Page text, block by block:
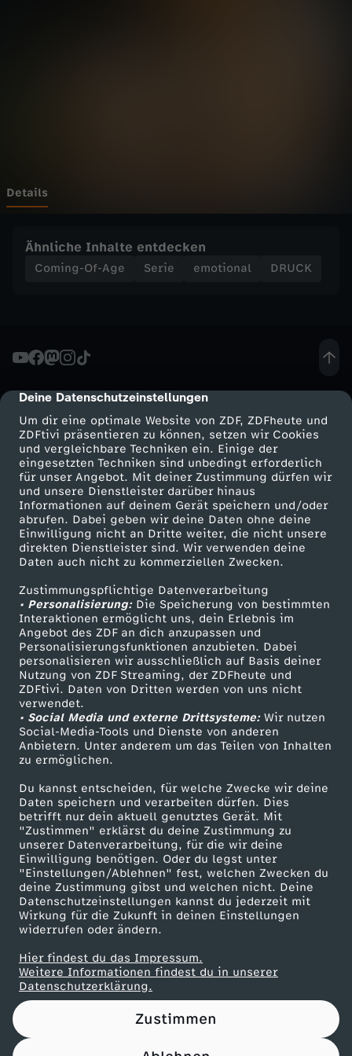
cmp-dialog-description
Deine Datenschutzeinstellungen
Um dir eine optimale Website von ZDF, ZDFheute und
ZDFtivi präsentieren zu können, setzen wir Cookies
und vergleichbare Techniken ein. Einige der
eingesetzten Techniken sind unbedingt erforderlich
für unser Angebot. Mit deiner Zustimmung dürfen wir
und unsere Dienstleister darüber hinaus
Informationen auf deinem Gerät speichern und/oder
abrufen. Dabei geben wir deine Daten ohne deine
Einwilligung nicht an Dritte weiter, die nicht unsere
direkten Dienstleister sind. Wir verwenden deine
Daten auch nicht zu kommerziellen Zwecken.
Zustimmungspflichtige Datenverarbeitung
• Personalisierung:Die Speicherung von bestimmten
Interaktionen ermöglicht uns, dein Erlebnis im
Angebot des ZDF an dich anzupassen und
Personalisierungsfunktionen anzubieten. Dabei
personalisieren wir ausschließlich auf Basis deiner
Nutzung von ZDF Streaming, der ZDFheute und
ZDFtivi. Daten von Dritten werden von uns nicht
verwendet.
• Social Media und externe Drittsysteme:Wir nutzen
Social-Media-Tools und Dienste von anderen
Anbietern. Unter anderem um das Teilen von Inhalten
zu ermöglichen.
Du kannst entscheiden, für welche Zwecke wir deine
Daten speichern und verarbeiten dürfen. Dies
betrifft nur dein aktuell genutztes Gerät. Mit
"Zustimmen" erklärst du deine Zustimmung zu
unserer Datenverarbeitung, für die wir deine
Einwilligung benötigen. Oder du legst unter
"Einstellungen/Ablehnen" fest, welchen Zwecken du
deine Zustimmung gibst und welchen nicht. Deine
Datenschutzeinstellungen kannst du jederzeit mit
Wirkung für die Zukunft in deinen Einstellungen
widerrufen oder ändern.
Hier findest du das Impressum.
Weitere Informationen findest du in unserer
Datenschutzerklärung.
Zustimmen
v
i
t
r
u
e
l
o
v
e
-
D
R
U
C
K
-
1
1
Details
Ähnliche Inhalte entdecken
Coming-Of-Age Serie emotional DRUCK
Mehr ZDF
ZDF-Apps
Smart TV
ZDFtext
Livestreams
Sendungen A-Z
TV-Programm
Service
ZDFmitreden
Kontakt zum ZDF
Tickets
Zuschauerservice
Hilfe
ZDF Unternehmen
Karriere
ZDF goes Schule
Werbefernsehen
Mainzelmännchen
Partner